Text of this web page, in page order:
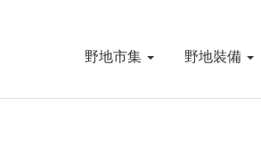
野地市集 野地裝備